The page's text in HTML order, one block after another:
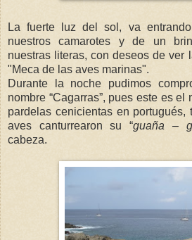
La fuerte luz del sol, va
nuestros camarotes y de un
nuestras literas, con deseos de ver
"Meca de las aves marinas".
Durante la noche pudimos
nombre “Cagarras”, pues este es
pardelas cenicientas en
aves canturrearon su “guaña –
cabeza.